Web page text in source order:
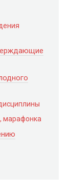
марафонка